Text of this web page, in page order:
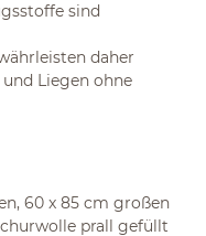
sind
daher
Liegen ohne
60 x 85 cm großen
prall gefüllt